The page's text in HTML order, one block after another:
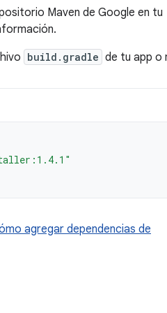
Maven de Google en tu
build.gradle de tu app o
agregar dependencias de